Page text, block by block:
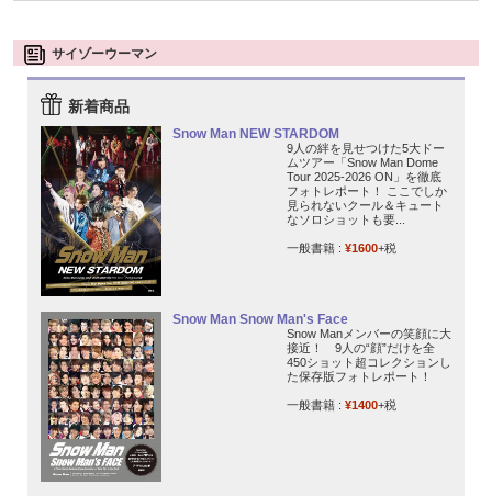
サイゾーウーマン
新着商品
Snow Man NEW STARDOM
9人の絆を見せつけた5大ドー
ムツアー「Snow Man Dome
Tour 2025-2026 ON」を徹底
フォトレポート！ ここでしか
見られないクール＆キュート
なソロショットも要...
一般書籍 : ¥1600+税
Snow Man Snow Man's Face
Snow Manメンバーの笑顔に大
接近！ 9人の“顔”だけを全
450ショット超コレクションし
た保存版フォトレポート！
一般書籍 : ¥1400+税